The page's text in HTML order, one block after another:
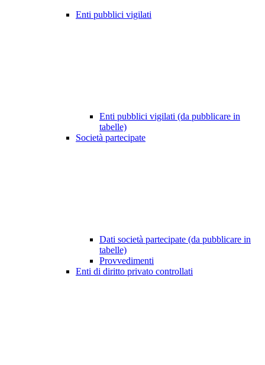
Enti pubblici vigilati
Enti pubblici vigilati (da pubblicare in
tabelle)
Società partecipate
Dati società partecipate (da pubblicare in
tabelle)
Provvedimenti
Enti di diritto privato controllati